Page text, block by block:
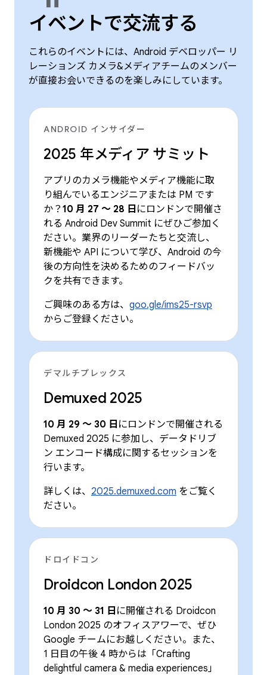
イベントで交流する
これらのイベントには、Android デベロッパー リ
レーションズ カメラ&メディアチームのメンバー
が直接お会いできるのを楽しみにしています。
ANDROID インサイダー
2025 年メディア サミット
アプリのカメラ機能やメディア機能に取
り組んでいるエンジニアまたは PM です
か？ 10 月 27 ～ 28 日 にロンドンで開催さ
れる Android Dev Summit にぜひご参加く
ださい。業界のリーダーたちと交流し、
新機能や API について学び、Android の今
後の方向性を決めるためのフィードバッ
クを共有できます。
ご興味のある方は、 goo.gle/ims25-rsvp
からご登録ください。
デマルチプレックス
Demuxed 2025
10 月 29 ～ 30 日 にロンドンで開催される
Demuxed 2025 に参加し、データドリブ
ン エンコード構成に関するセッションを
行います。
詳しくは、 2025.demuxed.com をご覧く
ださい。
ドロイドコン
Droidcon London 2025
10 月 30 ～ 31 日 に開催される Droidcon
London 2025 のオフィスアワーで、ぜひ
Google チームにお越しください。また、
1 日目の午後 4 時からは「Crafting
delightful camera & media experiences」